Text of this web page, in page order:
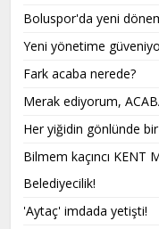
Boluspor'da yeni
Yeni yönetime
Fark acaba nerede?
Merak ediyorum,
Her yiğidin gönlünde
Bilmem kaçıncı KENT
Belediyecilik!
'Aytaç' imdada yetişti!